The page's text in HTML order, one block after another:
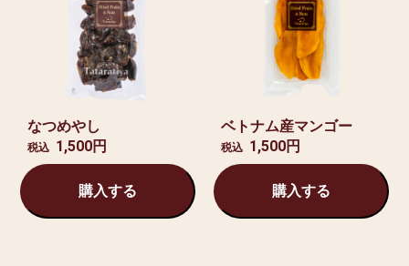
なつめやし
税込 1,500円
購入する
ベトナム産マンゴー
税込 1,500円
購入する